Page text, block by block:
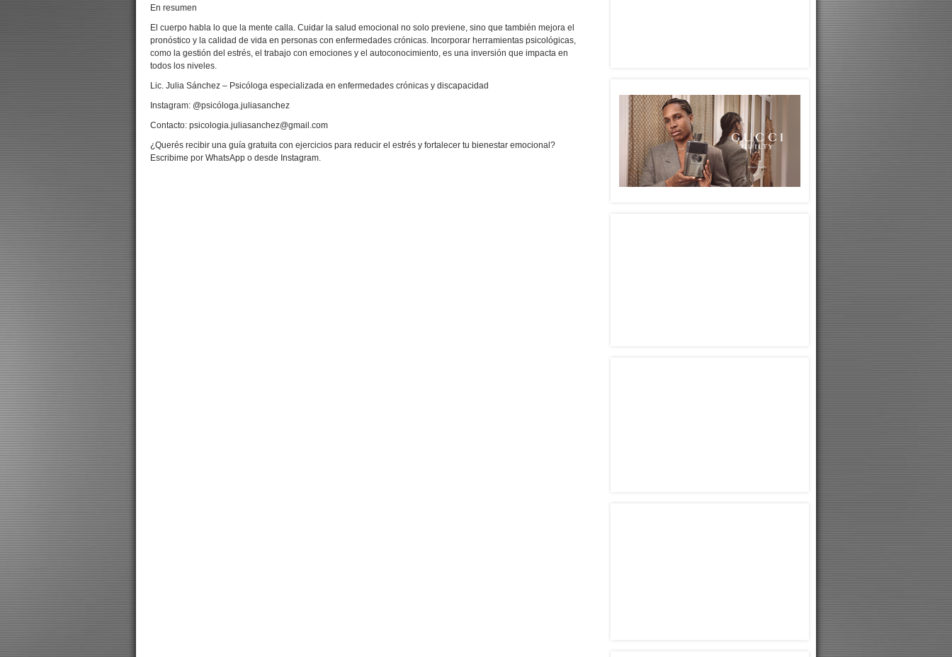
En resumen
El cuerpo habla lo que la mente calla. Cuidar la salud emocional no solo previene, sino que también mejora el
pronóstico y la calidad de vida en personas con enfermedades crónicas. Incorporar herramientas psicológicas,
como la gestión del estrés, el trabajo con emociones y el autoconocimiento, es una inversión que impacta en
todos los niveles.
Lic. Julia Sánchez – Psicóloga especializada en enfermedades crónicas y discapacidad
Instagram: @psicóloga.juliasanchez
Contacto: psicologia.juliasanchez@gmail.com
¿Querés recibir una guía gratuita con ejercicios para reducir el estrés y fortalecer tu bienestar emocional?
Escribime por WhatsApp o desde Instagram.